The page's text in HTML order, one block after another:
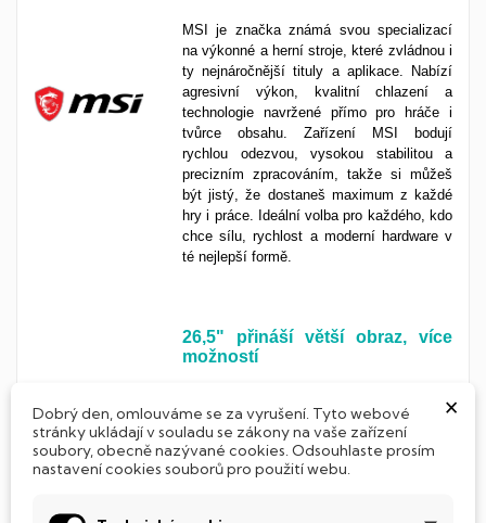
MSI je značka známá svou specializací
na výkonné a herní stroje, které zvládnou i
ty nejnáročnější tituly a aplikace. Nabízí
agresivní výkon, kvalitní chlazení a
technologie navržené přímo pro hráče i
tvůrce obsahu. Zařízení MSI bodují
rychlou odezvou, vysokou stabilitou a
precizním zpracováním, takže si můžeš
být jistý, že dostaneš maximum z každé
hry i práce. Ideální volba pro každého, kdo
chce sílu, rychlost a moderní hardware v
té nejlepší formě.
26,5" přináší větší obraz, více
možností
prostoru. Žádné mačkání oken,
žádné
kompromisy.Více místa,více detailů
víc zážitku, ať už pracuješ, tvoříš nebo
paříš, tahle úhlopříčka ti dá
×
Dobrý den, omlouváme se za vyrušení. Tyto webové
stránky ukládají v souladu se zákony na vaše zařízení
soubory, obecně nazývané cookies. Odsouhlaste prosím
nastavení cookies souborů pro použití webu.